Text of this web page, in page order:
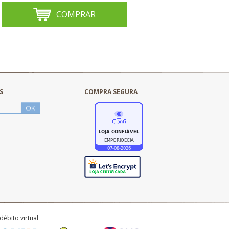
COMPRAR
COMPRA SEGURA
débito virtual